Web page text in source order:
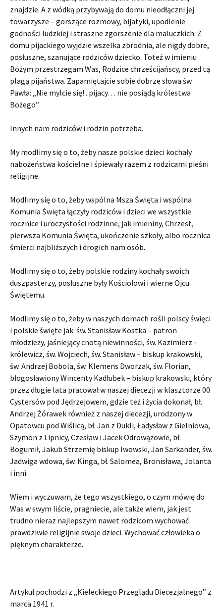
znajdzie. A z wódką przybywają do domu nieodłączni jej
towarzysze – gorszące rozmowy, bijatyki, upodlenie
godności ludzkiej i straszne zgorszenie dla maluczkich. Z
domu pijackiego wyjdzie wszelka zbrodnia, ale nigdy dobre,
posłuszne, szanujące rodziców dziecko. Toteż w imieniu
Bożym przestrzegam Was, Rodzice chrześcijańscy, przed tą
plagą pijaństwa. Zapamiętajcie sobie dobrze słowa św.
Pawła: „Nie mylcie się!.. pijacy… nie posiądą królestwa
Bożego”.
Innych nam rodziców i rodzin potrzeba.
My modlimy się o to, żeby nasze polskie dzieci kochały
nabożeństwa kościelne i śpiewały razem z rodzicami pieśni
religijne.
Modlimy się o to, żeby wspólna Msza Święta i wspólna
Komunia Święta łączyły rodziców i dzieci we wszystkie
rocznice i uroczystości rodzinne, jak imieniny, Chrzest,
pierwsza Komunia Święta, ukończenie szkoły, albo rocznica
śmierci najbliższych i drogich nam osób.
Modlimy się o to, żeby polskie rodziny kochały swoich
duszpasterzy, posłuszne były Kościołowi i wierne Ojcu
Świętemu.
Modlimy się o to, żeby w naszych domach rośli polscy święci
i polskie święte jak: św. Stanisław Kostka – patron
młodzieży, jaśniejący cnotą niewinności, św. Kazimierz –
królewicz, św. Wojciech, św. Stanisław – biskup krakowski,
św. Andrzej Bobola, św. Klemens Dworzak, św. Florian,
błogosławiony Wincenty Kadłubek – biskup krakowski, który
przez długie lata pracował w naszej diecezji w klasztorze 00.
Cystersów pod Jędrzejowem, gdzie też i życia dokonał, bł.
Andrzej Żórawek również z naszej diecezji, urodzony w
Opatowcu pod Wiślicą, bł. Jan z Dukli, Ładysław z Gielniowa,
Szymon z Lipnicy, Czesław i Jacek Odrowążowie, bł.
Bogumił, Jakub Strzemię biskup lwowski, Jan Sarkander, św.
Jadwiga wdowa, św. Kinga, bł. Salomea, Bronisława, Jolanta
i inni.
Wiem i wyczuwam, że tego wszystkiego, o czym mówię do
Was w swym liście, pragniecie, ale także wiem, jak jest
trudno nieraz najlepszym nawet rodzicom wychować
prawdziwie religijnie swoje dzieci. Wychować człowieka o
pięknym charakterze.
Artykuł pochodzi z „Kieleckiego Przeglądu Diecezjalnego” z
marca 1941 r.